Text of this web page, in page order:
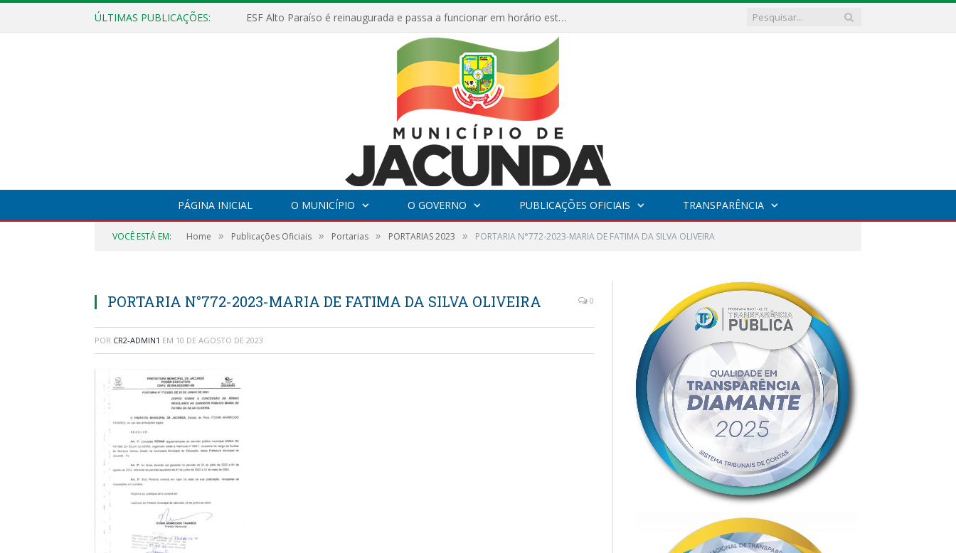
ÚLTIMAS PUBLICAÇÕES: ESF Alto Paraíso é reinaugurada e passa a funcionar em horário estendido
PÁGINA INICIAL O MUNICÍPIO O GOVERNO PUBLICAÇÕES OFICIAIS TRANSPARÊNCIA
VOCÊ ESTÁ EM: Home » Publicações Oficiais » Portarias » PORTARIAS 2023 » PORTARIA N°772-2023-MARIA DE FATIMA DA SILVA OLIVEIRA
PORTARIA N°772-2023-MARIA DE FATIMA DA SILVA OLIVEIRA 0
POR CR2-ADMIN1 EM 10 DE AGOSTO DE 2023